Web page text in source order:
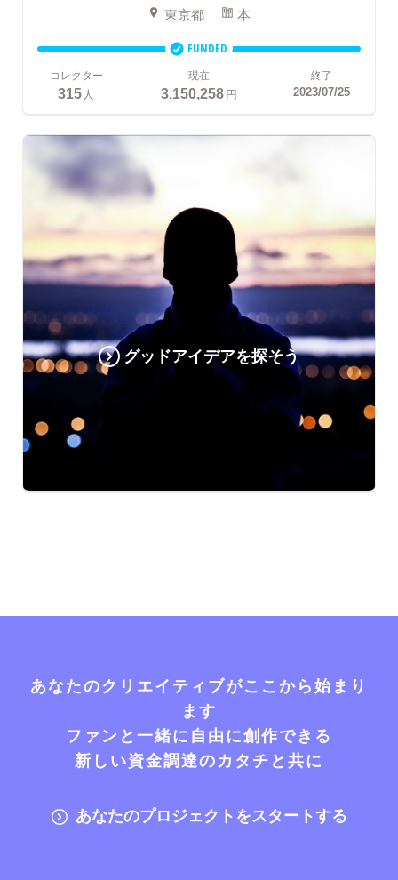
東京都 本
FUNDED
コレクター
315 人
現在
3,150,258円
終了
2023/07/25
グッドアイデアを探そう
あなたのクリエイティブがここから始まり
ます
ファンと一緒に自由に創作できる
新しい資金調達のカタチと共に
あなたのプロジェクトをスタートする